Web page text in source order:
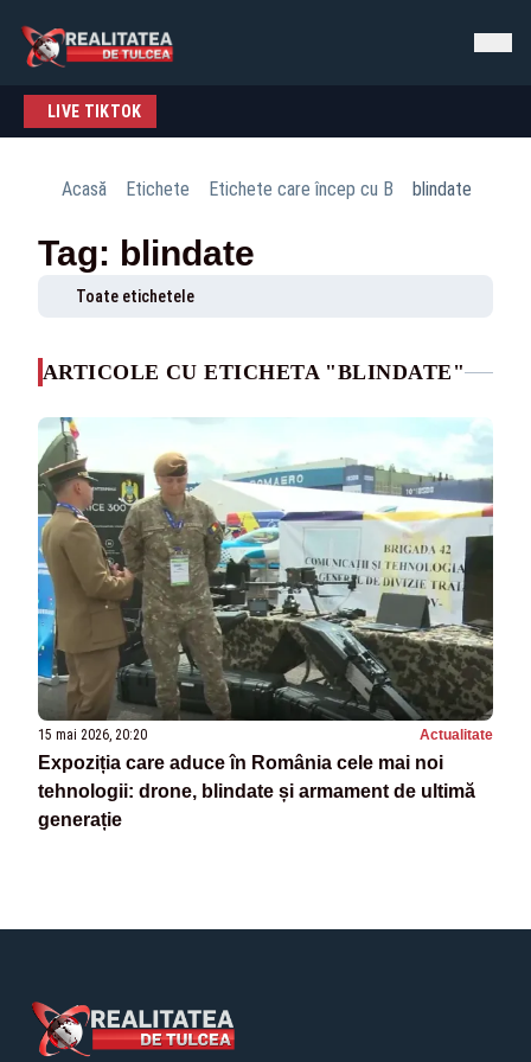
LIVE TIKTOK
Acasă Etichete Etichete care încep cu B blindate
Tag: blindate
Toate etichetele
ARTICOLE CU ETICHETA "BLINDATE"
15 mai 2026, 20:20 Actualitate
Expoziția care aduce în România cele mai noi
tehnologii: drone, blindate și armament de ultimă
generație